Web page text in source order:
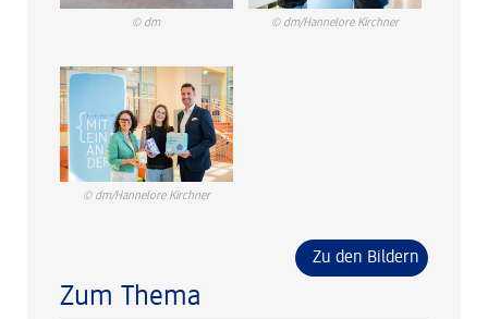
© dm © dm/Hannelore Kirchner
© dm/Hannelore Kirchner
Zu den Bildern
Zum Thema